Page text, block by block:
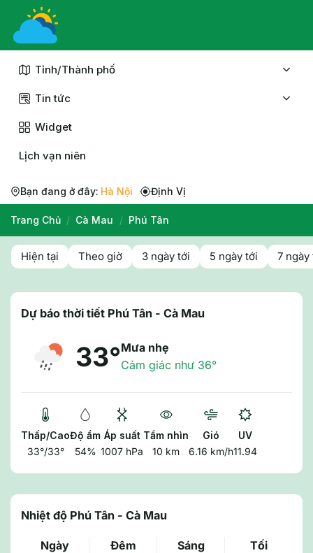
Chuyển
nội
Tỉnh/Thành phố
Tin tức
Widget
Lịch vạn niên
Bạn đang ở đây: Hà Nội Định Vị
Trang Chủ / Cà Mau / Phú Tân
Hiện tại Theo giờ 3 ngày tới 5 ngày tới 7 ngày
Dự báo thời tiết Phú Tân - Cà Mau
33°Mưa nhẹ
Cảm giác như 36°
Thấp/Cao
33°/33°
Độ ẩm
54%
Áp suất
1007 hPa
Tầm nhìn
10 km
Gió
6.16 km/h
UV
11.94
Nhiệt độ Phú Tân - Cà Mau
Ngày Đêm Sáng Tối